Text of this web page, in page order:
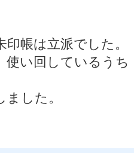
帳は立派でした。
使い回しているうち
した。